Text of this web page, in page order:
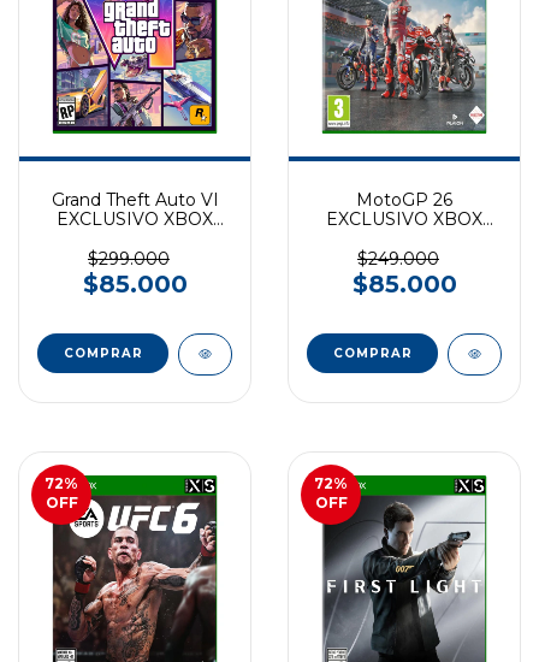
Grand Theft Auto VI
EXCLUSIVO XBOX
$299.000
$85.000
MotoGP 26
EXCLUSIVO XBOX
$249.000
$85.000
72%
OFF
72%
OFF